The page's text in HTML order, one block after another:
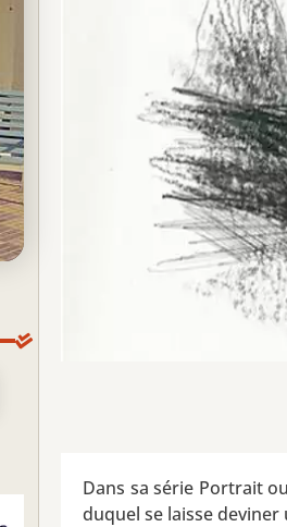
Dans sa série Portrait
duquel se laisse